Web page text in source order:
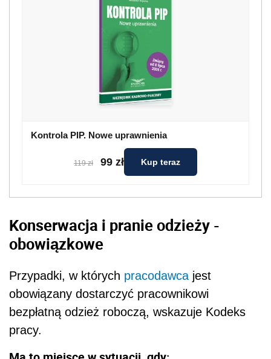
Kontrola PIP. Nowe uprawnienia
119 zł 99 zł Kup teraz
Konserwacja i pranie odzieży -
obowiązkowe
Przypadki, w których pracodawca jest
obowiązany dostarczyć pracownikowi
bezpłatną odzież roboczą, wskazuje Kodeks
pracy.